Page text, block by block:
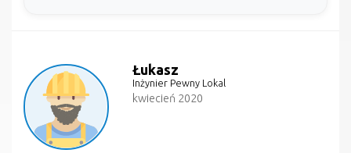
Łukasz
Inżynier Pewny Lokal
kwiecień 2020